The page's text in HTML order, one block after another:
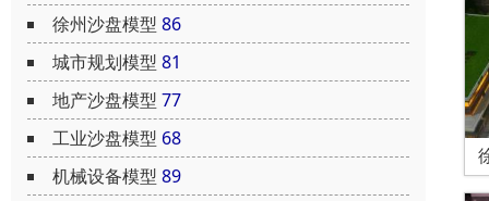
徐州沙盘模型 86
城市规划模型 81
地产沙盘模型 77
工业沙盘模型 68
机械设备模型 89